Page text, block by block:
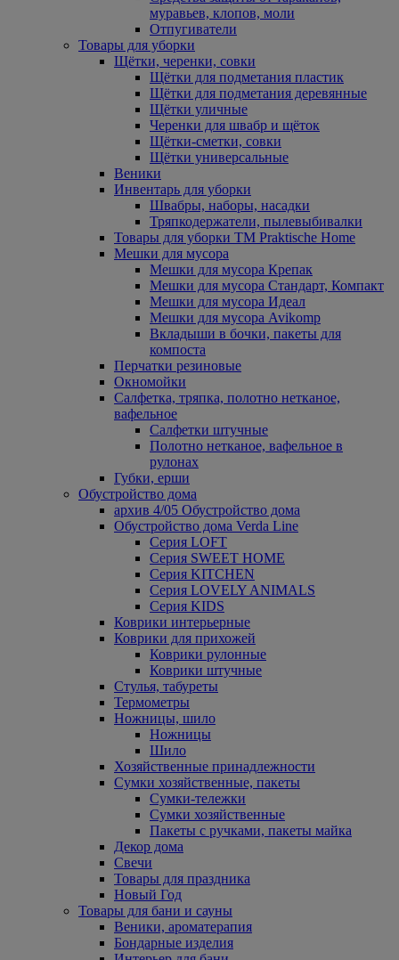
муравьев, клопов, моли
Отпугиватели
Товары для уборки
Щётки, черенки, совки
Щётки для подметания пластик
Щётки для подметания деревянные
Щётки уличные
Черенки для швабр и щёток
Щётки-сметки, совки
Щётки универсальные
Веники
Инвентарь для уборки
Швабры, наборы, насадки
Тряпкодержатели, пылевыбивалки
Товары для уборки ТМ Praktische Home
Мешки для мусора
Мешки для мусора Крепак
Мешки для мусора Стандарт, Компакт
Мешки для мусора Идеал
Мешки для мусора Avikomp
Вкладыши в бочки, пакеты для
компоста
Перчатки резиновые
Окномойки
Салфетка, тряпка, полотно нетканое,
вафельное
Салфетки штучные
Полотно нетканое, вафельное в
рулонах
Губки, ерши
Обустройство дома
архив 4/05 Обустройство дома
Обустройство дома Verda Line
Серия LOFT
Серия SWEET HOME
Серия KITCHEN
Серия LOVELY ANIMALS
Серия KIDS
Коврики интерьерные
Коврики для прихожей
Коврики рулонные
Коврики штучные
Стулья, табуреты
Термометры
Ножницы, шило
Ножницы
Шило
Хозяйственные принадлежности
Сумки хозяйственные, пакеты
Сумки-тележки
Сумки хозяйственные
Пакеты с ручками, пакеты майка
Декор дома
Свечи
Товары для праздника
Новый Год
Товары для бани и сауны
Веники, ароматерапия
Бондарные изделия